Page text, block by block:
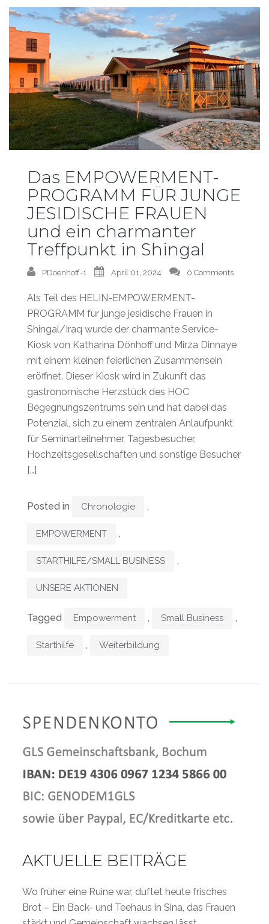
Das EMPOWERMENT-
PROGRAMM FÜR JUNGE
JESIDISCHE FRAUEN
und ein charmanter
Treffpunkt in Shingal
PDoenhoff-1 April 01, 2024 0 Comments
Als Teil des HELIN-EMPOWERMENT-
PROGRAMM für junge jesidische Frauen in
Shingal/Iraq wurde der charmante Service-
Kiosk von Katharina Dönhoff und Mirza Dinnaye
mit einem kleinen feierlichen Zusammensein
eröffnet. Dieser Kiosk wird in Zukunft das
gastronomische Herzstück des HOC
Begegnungszentrums sein und hat dabei das
Potenzial, sich zu einem zentralen Anlaufpunkt
für Seminarteilnehmer, Tagesbesucher,
Hochzeitsgesellschaften und sonstige Besucher
[…]
Posted in Chronologie ,
EMPOWERMENT ,
STARTHILFE/SMALL BUSINESS ,
UNSERE AKTIONEN
Tagged Empowerment , Small Business ,
Starthilfe , Weiterbildung
AKTUELLE BEITRÄGE
Wo früher eine Ruine war, duftet heute frisches
Brot – Ein Back- und Teehaus in Sina, das Frauen